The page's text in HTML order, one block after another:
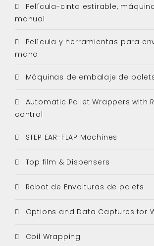
Película-cinta estirable,
manual
Película y herramientas para
mano
Máquinas de embalaje de palets
Automatic Pallet Wrappers with
control
STEP EAR-FLAP Machines
Top film & Dispensers
Robot de Envolturas de palets
Options and Data Captures for
Coil Wrapping